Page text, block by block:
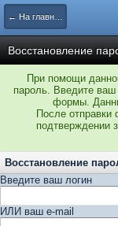
← На главную
Восстановление
При помощи
пароль. Введите
формы.
После
подтверждении
Восстановление
Введите ваш логин
ИЛИ ваш e-mail